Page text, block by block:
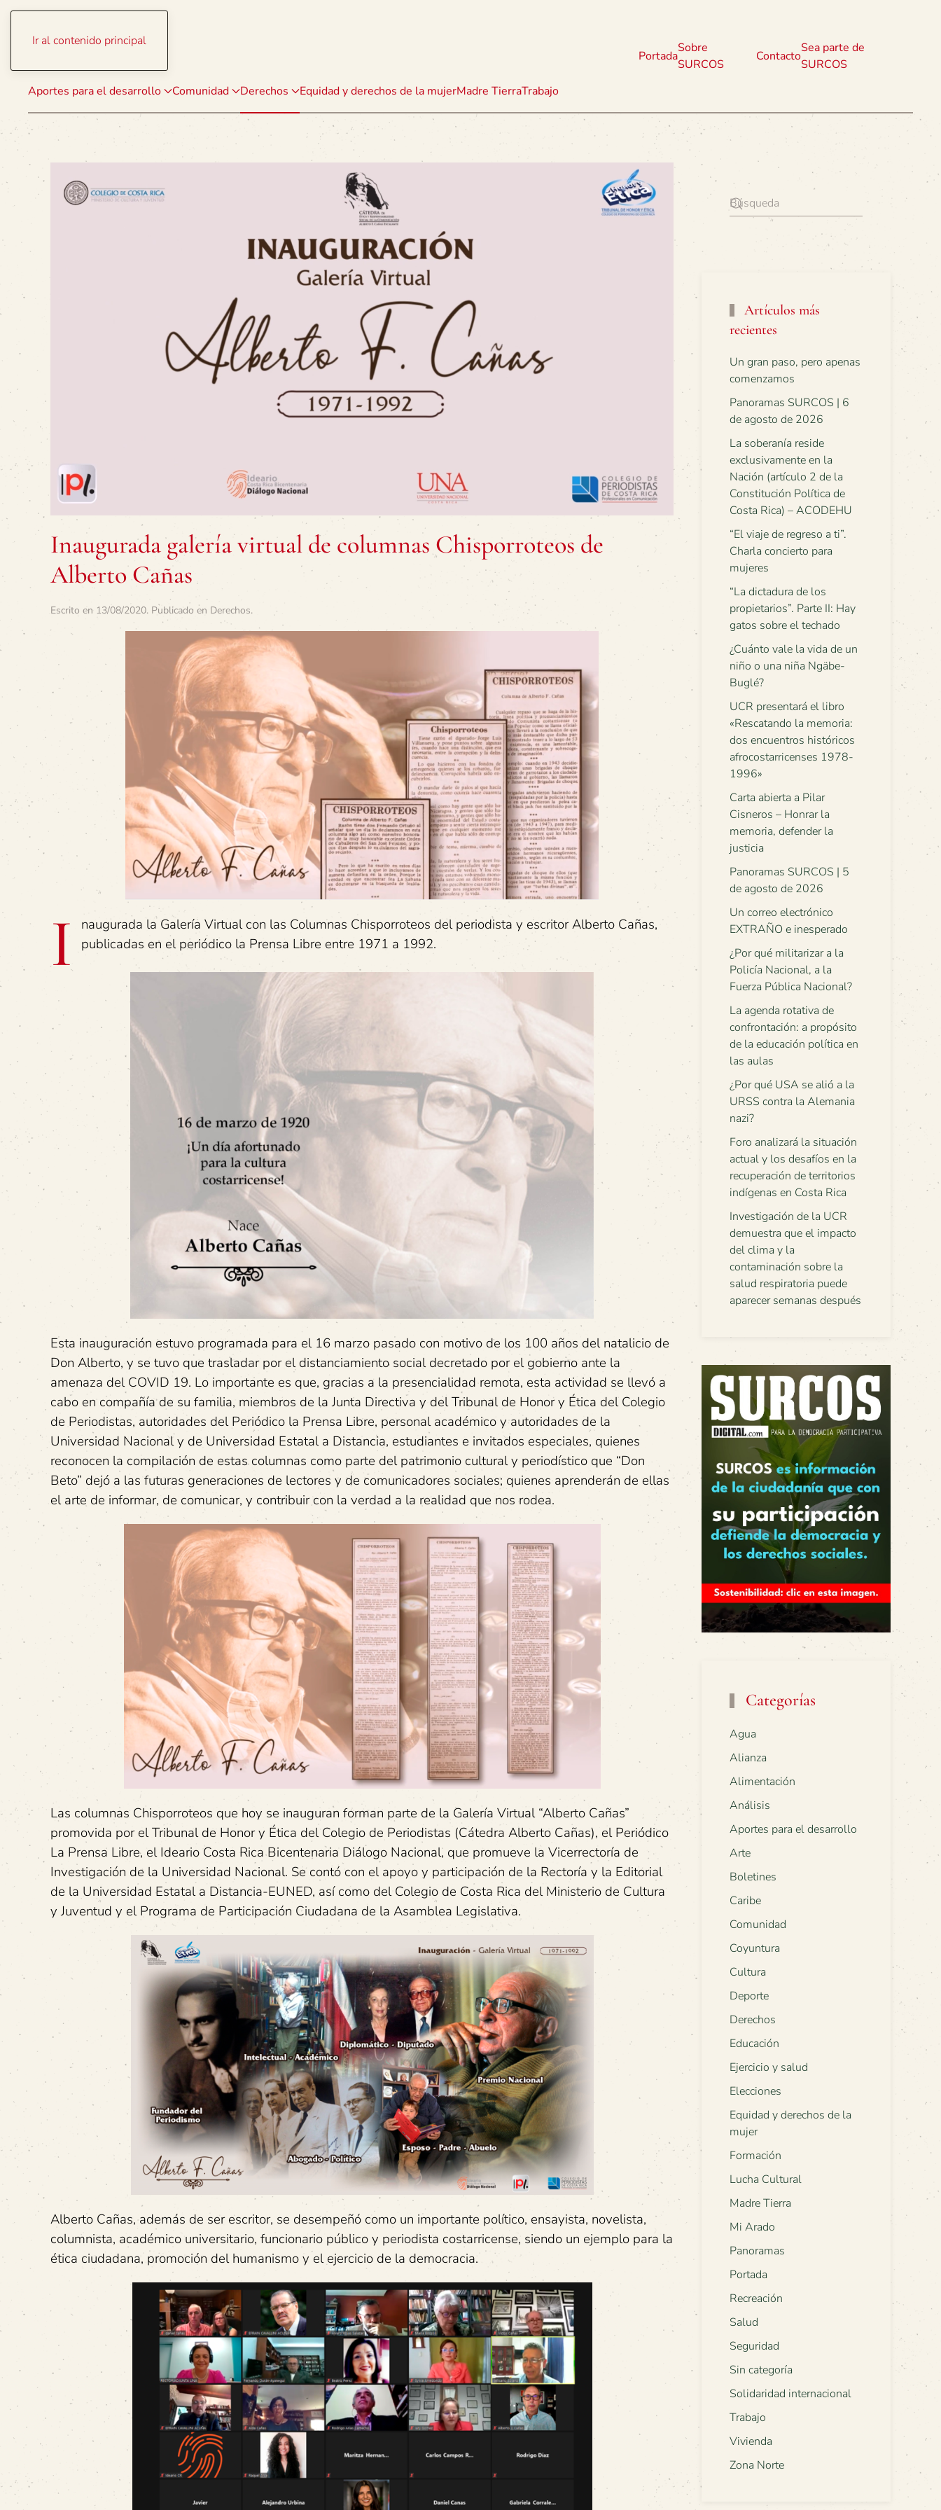
Ir al contenido principal
Aportes para el desarrollo Comunidad Derechos Equidad y derechos de la mujerMadre TierraTrabajo
Portada
Sobre
SURCOS
Contacto
Sea parte de
SURCOS
Inaugurada galería virtual de columnas Chisporroteos de
Alberto Cañas
Escrito en 13/08/2020. Publicado en Derechos.
I
naugurada la Galería Virtual con las Columnas Chisporroteos del periodista y escritor Alberto Cañas,
publicadas en el periódico la Prensa Libre entre 1971 a 1992.
Esta inauguración estuvo programada para el 16 marzo pasado con motivo de los 100 años del natalicio de
Don Alberto, y se tuvo que trasladar por el distanciamiento social decretado por el gobierno ante la
amenaza del COVID 19. Lo importante es que, gracias a la presencialidad remota, esta actividad se llevó a
cabo en compañía de su familia, miembros de la Junta Directiva y del Tribunal de Honor y Ética del Colegio
de Periodistas, autoridades del Periódico la Prensa Libre, personal académico y autoridades de la
Universidad Nacional y de Universidad Estatal a Distancia, estudiantes e invitados especiales, quienes
reconocen la compilación de estas columnas como parte del patrimonio cultural y periodístico que “Don
Beto” dejó a las futuras generaciones de lectores y de comunicadores sociales; quienes aprenderán de ellas
el arte de informar, de comunicar, y contribuir con la verdad a la realidad que nos rodea.
Las columnas Chisporroteos que hoy se inauguran forman parte de la Galería Virtual “Alberto Cañas”
promovida por el Tribunal de Honor y Ética del Colegio de Periodistas (Cátedra Alberto Cañas), el Periódico
La Prensa Libre, el Ideario Costa Rica Bicentenaria Diálogo Nacional, que promueve la Vicerrectoría de
Investigación de la Universidad Nacional. Se contó con el apoyo y participación de la Rectoría y la Editorial
de la Universidad Estatal a Distancia-EUNED, así como del Colegio de Costa Rica del Ministerio de Cultura
y Juventud y el Programa de Participación Ciudadana de la Asamblea Legislativa.
Alberto Cañas, además de ser escritor, se desempeñó como un importante político, ensayista, novelista,
columnista, académico universitario, funcionario público y periodista costarricense, siendo un ejemplo para la
ética ciudadana, promoción del humanismo y el ejercicio de la democracia.
Artículos más
recientes
Un gran paso, pero apenas
comenzamos
Panoramas SURCOS | 6
de agosto de 2026
La soberanía reside
exclusivamente en la
Nación (artículo 2 de la
Constitución Política de
Costa Rica) – ACODEHU
“El viaje de regreso a ti”.
Charla concierto para
mujeres
“La dictadura de los
propietarios”. Parte II: Hay
gatos sobre el techado
¿Cuánto vale la vida de un
niño o una niña Ngäbe-
Buglé?
UCR presentará el libro
«Rescatando la memoria:
dos encuentros históricos
afrocostarricenses 1978-
1996»
Carta abierta a Pilar
Cisneros – Honrar la
memoria, defender la
justicia
Panoramas SURCOS | 5
de agosto de 2026
Un correo electrónico
EXTRAÑO e inesperado
¿Por qué militarizar a la
Policía Nacional, a la
Fuerza Pública Nacional?
La agenda rotativa de
confrontación: a propósito
de la educación política en
las aulas
¿Por qué USA se alió a la
URSS contra la Alemania
nazi?
Foro analizará la situación
actual y los desafíos en la
recuperación de territorios
indígenas en Costa Rica
Investigación de la UCR
demuestra que el impacto
del clima y la
contaminación sobre la
salud respiratoria puede
aparecer semanas después
Categorías
Agua
Alianza
Alimentación
Análisis
Aportes para el desarrollo
Arte
Boletines
Caribe
Comunidad
Coyuntura
Cultura
Deporte
Derechos
Educación
Ejercicio y salud
Elecciones
Equidad y derechos de la
mujer
Formación
Lucha Cultural
Madre Tierra
Mi Arado
Panoramas
Portada
Recreación
Salud
Seguridad
Sin categoría
Solidaridad internacional
Trabajo
Vivienda
Zona Norte